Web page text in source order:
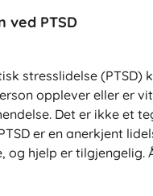
ved PTSD
stresslidelse (PTSD)
opplever eller er
Det er ikke et
er en anerkjent
og hjelp er tilgjengelig.